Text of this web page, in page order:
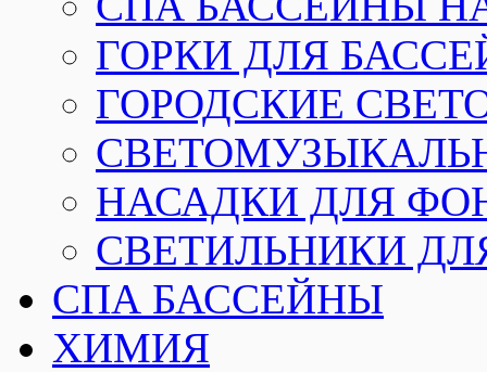
ГОРКИ ДЛЯ
ГОРОДСКИЕ
НАСАДКИ ДЛЯ
СВЕТИЛЬНИКИ
СПА БАССЕЙНЫ
ХИМИЯ